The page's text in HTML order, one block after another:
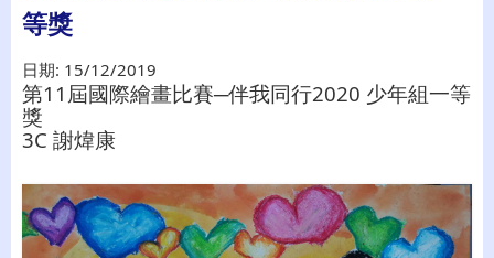
等獎
日期: 15/12/2019
第11屆國際繪畫比賽─伴我同行2020 少年組一等
獎
3C 謝煒康